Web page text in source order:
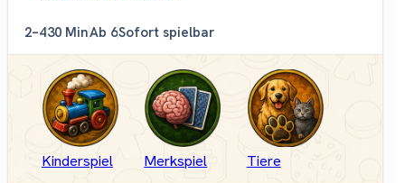
2–430 MinAb 6Sofort spielbar
Kinderspiel Merkspiel Tiere